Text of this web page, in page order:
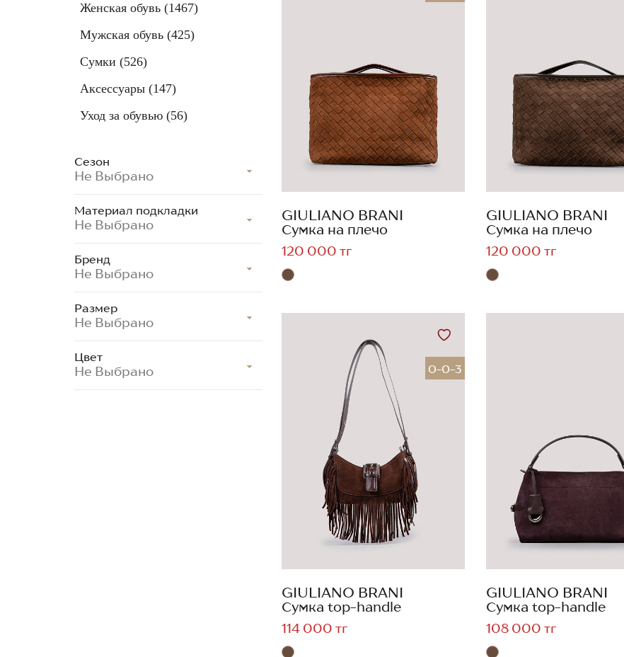
Женская обувь (1467)
Мужская обувь (425)
Сумки (526)
Аксессуары (147)
Уход за обувью (56)
Сезон
Не Выбрано
Материал подкладки
Не Выбрано
Бренд
Не Выбрано
Размер
Не Выбрано
Цвет
Не Выбрано
GIULIANO BRANI
Сумка на плечо
120 000 тг
GIULIANO BRANI
Сумка на плечо
120 000 тг
0-0-3
GIULIANO BRANI
Сумка top-handle
114 000 тг
GIULIANO BRANI
Сумка top-handle
108 000 тг